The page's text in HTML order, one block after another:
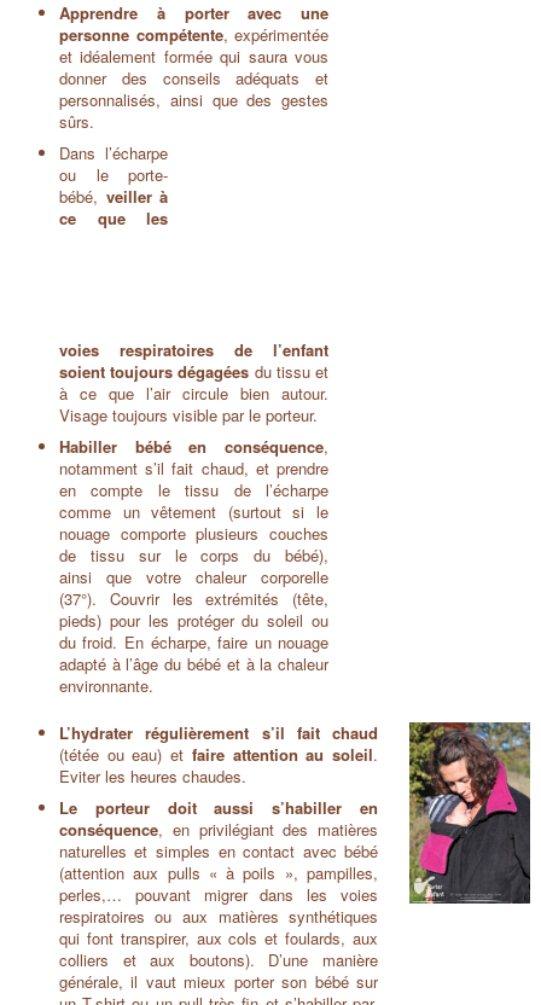
Apprendre à porter avec une
personne compétente, expérimentée
et idéalement formée qui saura vous
donner des conseils adéquats et
personnalisés, ainsi que des gestes
sûrs.
Dans l’écharpe
ou le porte-
bébé, veiller à
ce que les
voies respiratoires de l’enfant
soient toujours dégagées du tissu et
à ce que l’air circule bien autour.
Visage toujours visible par le porteur.
Habiller bébé en conséquence,
notamment s’il fait chaud, et prendre
en compte le tissu de l’écharpe
comme un vêtement (surtout si le
nouage comporte plusieurs couches
de tissu sur le corps du bébé),
ainsi que votre chaleur corporelle
(37°). Couvrir les extrémités (tête,
pieds) pour les protéger du soleil ou
du froid. En écharpe, faire un nouage
adapté à l’âge du bébé et à la chaleur
environnante.
L’hydrater régulièrement s’il fait chaud
(tétée ou eau) et faire attention au soleil.
Eviter les heures chaudes.
Le porteur doit aussi s’habiller en
conséquence, en privilégiant des matières
naturelles et simples en contact avec bébé
(attention aux pulls « à poils », pampilles,
perles,… pouvant migrer dans les voies
respiratoires ou aux matières synthétiques
qui font transpirer, aux cols et foulards, aux
colliers et aux boutons). D’une manière
générale, il vaut mieux porter son bébé sur